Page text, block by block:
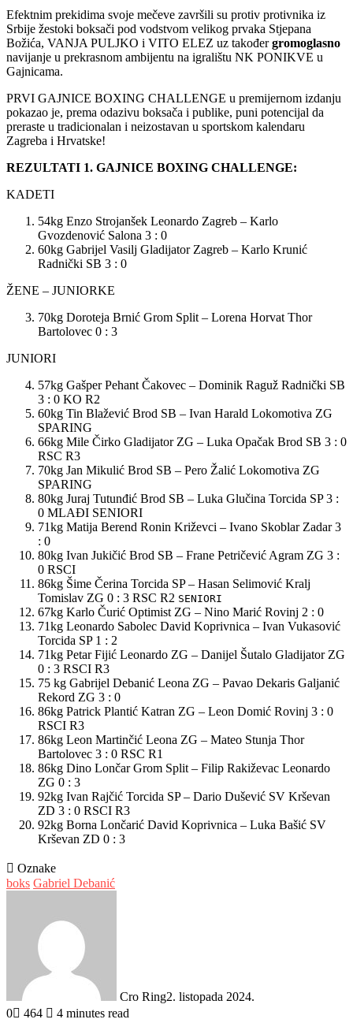
Efektnim prekidima svoje mečeve završili su protiv protivnika iz
Srbije žestoki boksači pod vodstvom velikog prvaka Stjepana
Božića, VANJA PULJKO i VITO ELEZ uz takođergromoglasno
navijanje u prekrasnom ambijentu na igralištu NK PONIKVE u
Gajnicama.
PRVI GAJNICE BOXING CHALLENGE u premijernom izdanju
pokazao je, prema odazivu boksača i publike, puni potencijal da
preraste u tradicionalan i neizostavan u sportskom kalendaru
Zagreba i Hrvatske!
REZULTATI 1. GAJNICE BOXING CHALLENGE:
KADETI
54kg Enzo Strojanšek Leonardo Zagreb – Karlo
Gvozdenović Salona 3 : 0
60kg Gabrijel Vasilj Gladijator Zagreb – Karlo Krunić
Radnički SB 3 : 0
ŽENE – JUNIORKE
70kg Doroteja Brnić Grom Split – Lorena Horvat Thor
Bartolovec 0 : 3
JUNIORI
57kg Gašper Pehant Čakovec – Dominik Raguž Radnički SB
3 : 0 KO R2
60kg Tin Blažević Brod SB – Ivan Harald Lokomotiva ZG
SPARING
66kg Mile Čirko Gladijator ZG – Luka Opačak Brod SB 3 : 0
RSC R3
70kg Jan Mikulić Brod SB – Pero Žalić Lokomotiva ZG
SPARING
80kg Juraj Tutunđić Brod SB – Luka Glučina Torcida SP 3 :
0 MLAĐI SENIORI
71kg Matija Berend Ronin Križevci – Ivano Skoblar Zadar 3
: 0
80kg Ivan Jukičić Brod SB – Frane Petričević Agram ZG 3 :
0 RSCI
86kg Šime Čerina Torcida SP – Hasan Selimović Kralj
Tomislav ZG 0 : 3 RSC R2 SENIORI
67kg Karlo Čurić Optimist ZG – Nino Marić Rovinj 2 : 0
71kg Leonardo Sabolec David Koprivnica – Ivan Vukasović
Torcida SP 1 : 2
71kg Petar Fijić Leonardo ZG – Danijel Šutalo Gladijator ZG
0 : 3 RSCI R3
75 kg Gabrijel Debanić Leona ZG – Pavao Dekaris Galjanić
Rekord ZG 3 : 0
86kg Patrick Plantić Katran ZG – Leon Domić Rovinj 3 : 0
RSCI R3
86kg Leon Martinčić Leona ZG – Mateo Stunja Thor
Bartolovec 3 : 0 RSC R1
86kg Dino Lončar Grom Split – Filip Rakiževac Leonardo
ZG 0 : 3
92kg Ivan Rajčić Torcida SP – Dario Dušević SV Krševan
ZD 3 : 0 RSCI R3
92kg Borna Lončarić David Koprivnica – Luka Bašić SV
Krševan ZD 0 : 3
Oznake
boks Gabriel Debanić
Cro Ring2. listopada 2024.
0
464 4 minutes read